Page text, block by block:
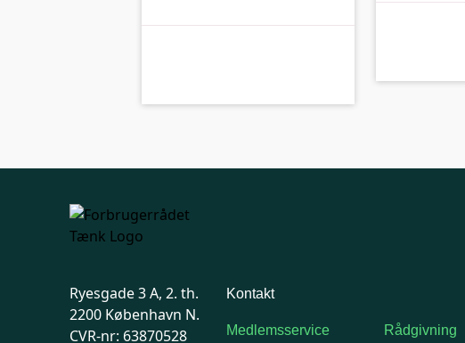
Ryesgade 3 A, 2. th.
2200 København N.
CVR-nr: 63870528
Kontakt
Medlemsservice Rådgivning